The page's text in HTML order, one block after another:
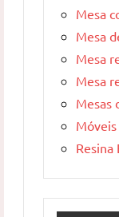
Mesa
Mesa
Mesa
Mesa
Mesas
Resina